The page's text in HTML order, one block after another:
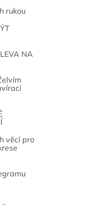
rukou
NA
věcí pro